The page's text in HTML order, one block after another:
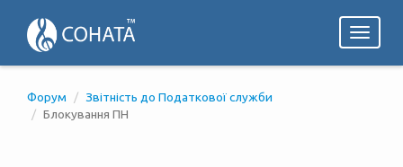
Toggle
Форум
Звітність до Податкової служби
Блокування ПН